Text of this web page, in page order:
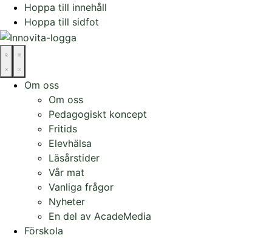
Hoppa till innehåll
Hoppa till sidfot
Om oss
Om oss
Pedagogiskt koncept
Fritids
Elevhälsa
Läsårstider
Vår mat
Vanliga frågor
Nyheter
En del av AcadeMedia
Förskola